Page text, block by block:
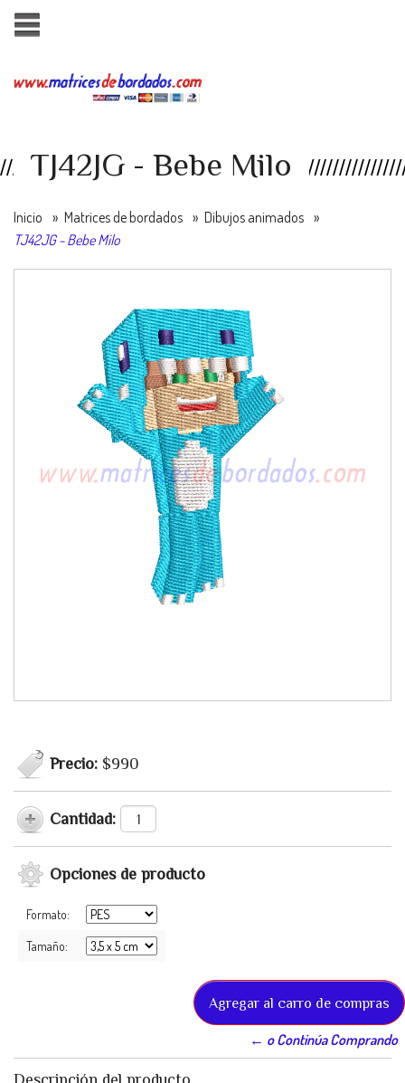
TJ42JG - Bebe Milo
Inicio » Matrices de bordados » Dibujos animados »
TJ42JG - Bebe Milo
Precio: $990
Cantidad:
Opciones de producto
Formato:
Tamaño:
← o Continúa Comprando
Descripción del producto